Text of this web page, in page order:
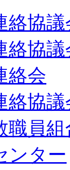
絡協議
絡協議
絡会
絡協議
職員組
ンター